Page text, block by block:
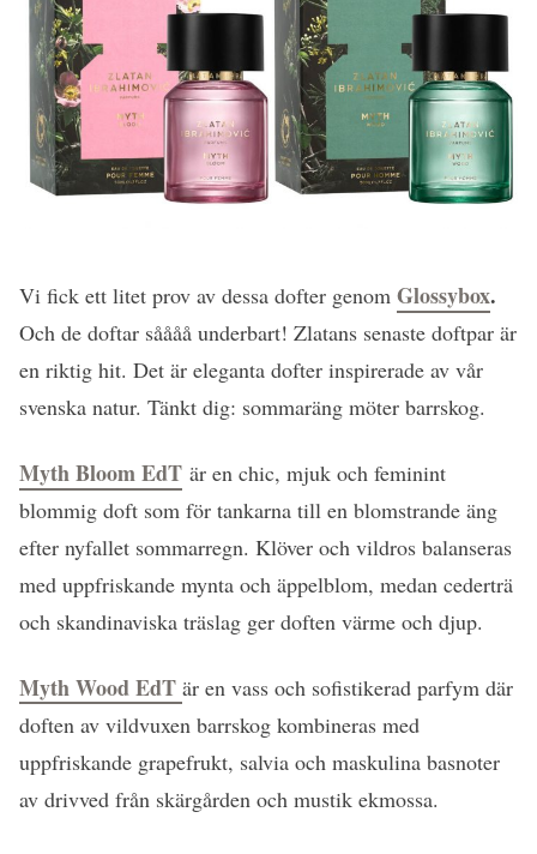
Vi fick ett litet prov av dessa dofter genom Glossybox.
Och de doftar såååå underbart! Zlatans senaste doftpar är
en riktig hit. Det är eleganta dofter inspirerade av vår
svenska natur. Tänkt dig: sommaräng möter barrskog.
Myth Bloom EdT är en chic, mjuk och feminint
blommig doft som för tankarna till en blomstrande äng
efter nyfallet sommarregn. Klöver och vildros balanseras
med uppfriskande mynta och äppelblom, medan cederträ
och skandinaviska träslag ger doften värme och djup.
Myth Wood EdT är en vass och sofistikerad parfym där
doften av vildvuxen barrskog kombineras med
uppfriskande grapefrukt, salvia och maskulina basnoter
av drivved från skärgården och mustik ekmossa.